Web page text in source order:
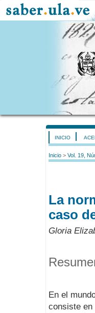
INICIO
Inicio > Vol. 19,
La
caso
Gloria
En el
consiste en